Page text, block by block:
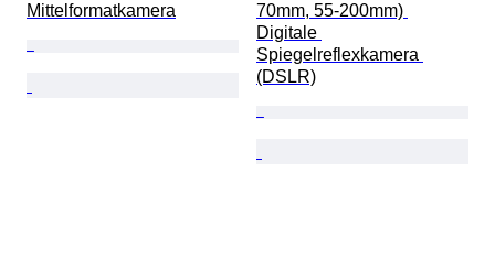
Mittelformatkamera
70mm, 55-200mm)
Digitale
Spiegelreflexkamera
(DSLR)